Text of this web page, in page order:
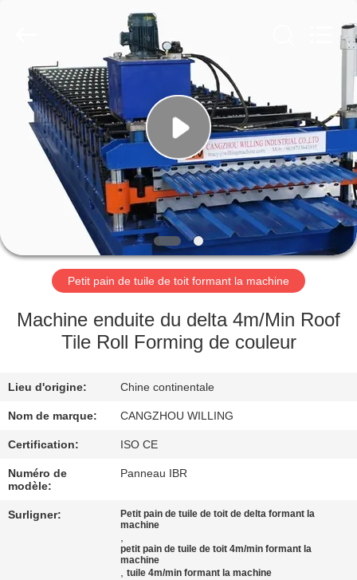
LA
MAISON
PRODUITS
À
PROPOS
NOUS
DE
L'USINE
CONTRÔLE
DE
LA
Reserved.
Petit pain de tuile de toit formant la machine
Machine enduite du delta 4m/Min Roof
Tile Roll Forming de couleur
Lieu d'origine: Chine continentale
Nom de marque: CANGZHOU WILLING
Certification: ISO CE
Numéro de
modèle:
Panneau IBR
Surligner:
Petit pain de tuile de toit de delta formant la
machine
,
petit pain de tuile de toit 4m/min formant la
machine
,tuile 4m/min formant la machine